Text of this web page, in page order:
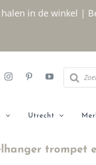
in de winkel |
zoeken
Utrecht
trompet